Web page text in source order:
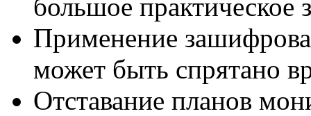
большое практическое
Применение
может быть спрятано
Отставание планов